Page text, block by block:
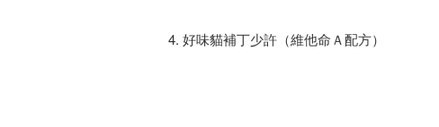
4. 好味貓補丁少許（維他命Ａ配方）